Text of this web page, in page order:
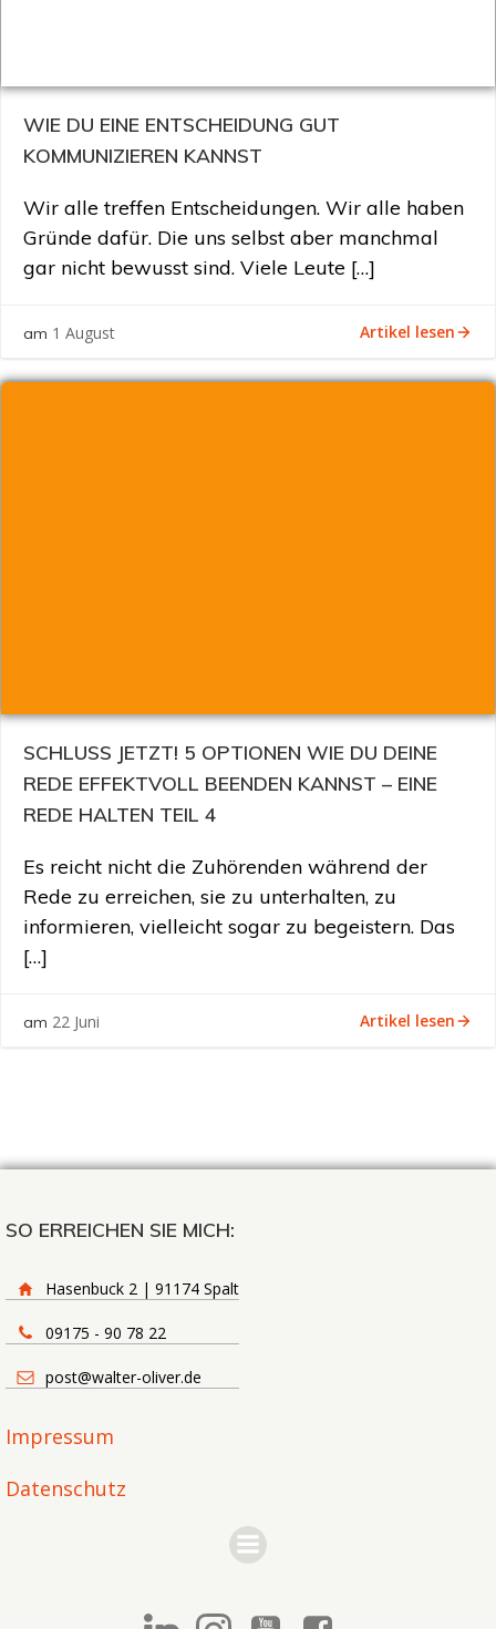
WIE DU EINE ENTSCHEIDUNG GUT
KOMMUNIZIEREN KANNST
Wir alle treffen Entscheidungen. Wir alle haben
Gründe dafür. Die uns selbst aber manchmal
gar nicht bewusst sind. Viele Leute […]
am 1 August Artikel lesen
SCHLUSS JETZT! 5 OPTIONEN WIE DU DEINE
REDE EFFEKTVOLL BEENDEN KANNST – EINE
REDE HALTEN TEIL 4
Es reicht nicht die Zuhörenden während der
Rede zu erreichen, sie zu unterhalten, zu
informieren, vielleicht sogar zu begeistern. Das
[…]
am 22 Juni Artikel lesen
SO ERREICHEN SIE MICH:
Hasenbuck 2 | 91174 Spalt
09175 - 90 78 22
post@walter-oliver.de
Impressum
Datenschutz